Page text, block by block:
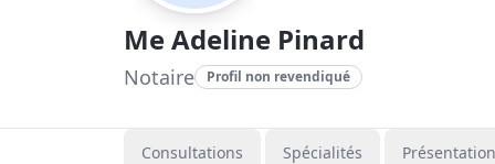
Me Adeline Pinard
Notaire Profil non revendiqué
Consultations Spécialités Présentation